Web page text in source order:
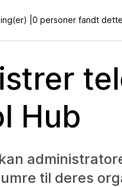
| 0 personer fandt
Hub
til deres